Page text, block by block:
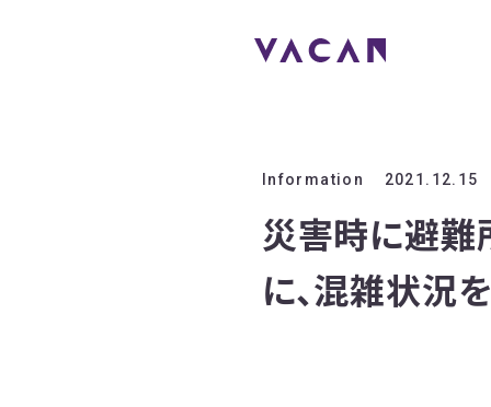
Information 2021.12.15
災害時に避難
に、混雑状況